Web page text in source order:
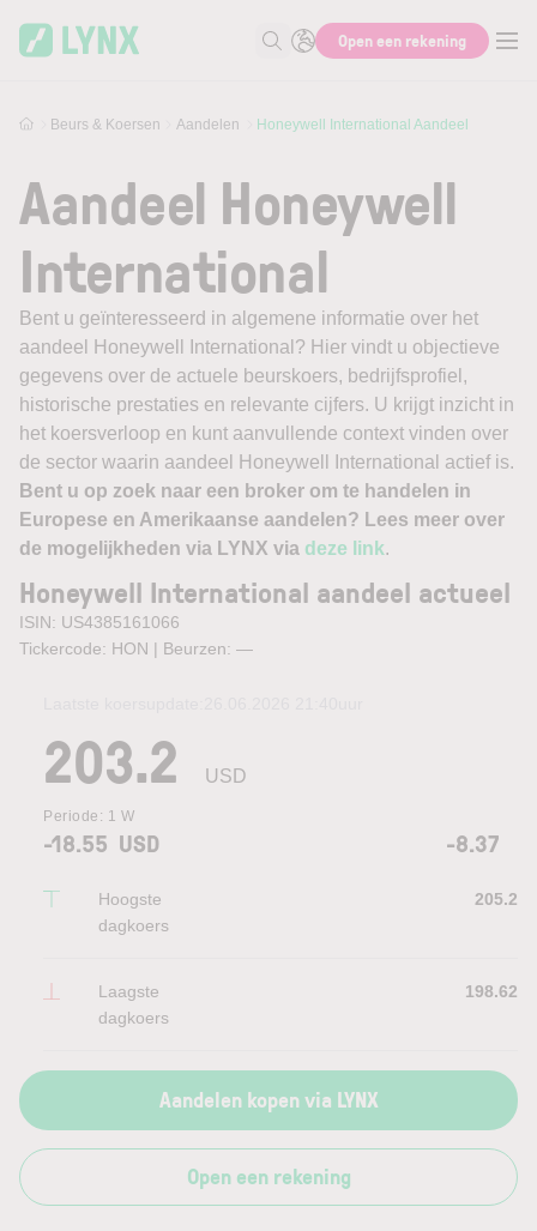
Zoek naar informatie
Open een rekening
Beurs & Koersen Aandelen Honeywell International Aandeel
Aandeel Honeywell
International
Bent u geïnteresseerd in algemene informatie over het
aandeel Honeywell International? Hier vindt u objectieve
gegevens over de actuele beurskoers, bedrijfsprofiel,
historische prestaties en relevante cijfers. U krijgt inzicht in
het koersverloop en kunt aanvullende context vinden over
de sector waarin aandeel Honeywell International actief is.
Bent u op zoek naar een broker om te handelen in
Europese en Amerikaanse aandelen? Lees meer over
de mogelijkheden via LYNX via deze link.
Honeywell International aandeel actueel
ISIN: US4385161066
Tickercode: HON | Beurzen: —
203.2 USD
Periode: 1 W
-18.55 USD -8.37
Hoogste
dagkoers
205.2
Laagste
dagkoers
198.62
Aandelen kopen via LYNX
Open een rekening